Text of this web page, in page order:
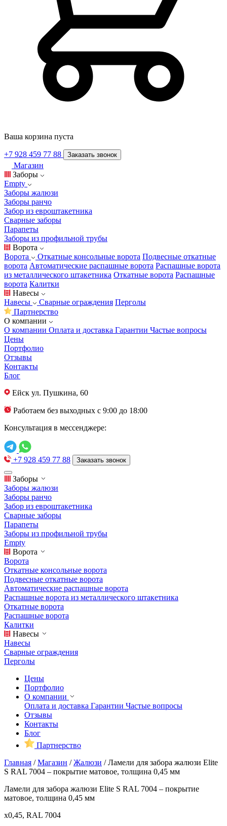
Ваша корзина пуста
+7 928 459 77 88 Заказать звонок
Магазин
Заборы
Empty
Заборы жалюзи
Заборы ранчо
Забор из евроштакетника
Сварные заборы
Парапеты
Заборы из профильной трубы
Ворота
Ворота
Откатные консольные ворота Подвесные откатные
ворота Автоматические распашные ворота Распашные ворота
из металлического штакетника Откатные ворота Распашные
ворота Калитки
Навесы
Навесы
Сварные ограждения Перголы
Партнерство
О компании
О компании Оплата и доставка Гарантии Частые вопросы
Цены
Портфолио
Отзывы
Контакты
Блог
Ейск ул. Пушкина, 60
Работаем без выходных с 9:00 до 18:00
Консультация в мессенджере:
+7 928 459 77 88 Заказать звонок
Заборы
Заборы жалюзи
Заборы ранчо
Забор из евроштакетника
Сварные заборы
Парапеты
Заборы из профильной трубы
Empty
Ворота
Ворота
Откатные консольные ворота
Подвесные откатные ворота
Автоматические распашные ворота
Распашные ворота из металлического штакетника
Откатные ворота
Распашные ворота
Калитки
Навесы
Навесы
Сварные ограждения
Перголы
Цены
Портфолио
О компании
Оплата и доставка Гарантии Частые вопросы
Отзывы
Контакты
Блог
Партнерство
Главная /Магазин /Жалюзи /Ламели для забора жалюзи Elite
S RAL 7004 – покрытие матовое, толщина 0,45 мм
Ламели для забора жалюзи Elite S RAL 7004 – покрытие
матовое, толщина 0,45 мм
x0,45, RAL 7004